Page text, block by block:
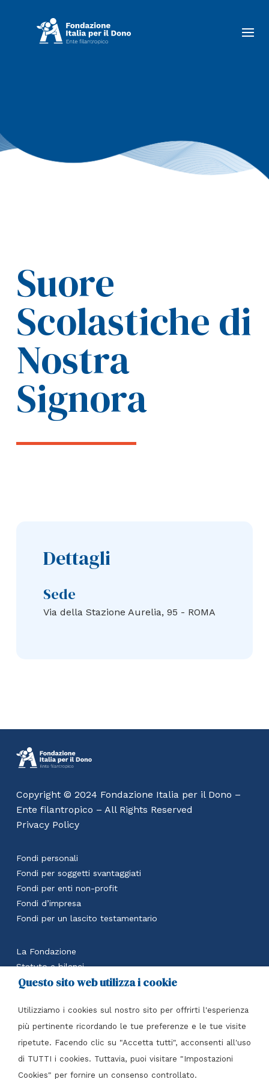
Suore
Scolastiche di
Nostra
Signora
Dettagli
Sede
Via della Stazione Aurelia, 95 - ROMA
Copyright © 2024 Fondazione Italia per il Dono –
Ente filantropico – All Rights Reserved
Privacy Policy
Fondi personali
Fondi per soggetti svantaggiati
Fondi per enti non-profit
Fondi d’impresa
Fondi per un lascito testamentario
La Fondazione
Statuto e bilanci
Calcola il beneficio fiscale
Contatti
Fondazione Italia per il Dono Ente filantropico
Piazza Tre Torri, 3 – 20145 Milano (MI)
Tel+39 02 7216 4417
Questo sito web utilizza i cookie
Utilizziamo i cookies sul nostro sito per offrirti l'esperienza
più pertinente ricordando le tue preferenze e le tue visite
ripetute. Facendo clic su "Accetta tutti", acconsenti all'uso
di TUTTI i cookies. Tuttavia, puoi visitare "Impostazioni
Cookies" per fornire un consenso controllato.